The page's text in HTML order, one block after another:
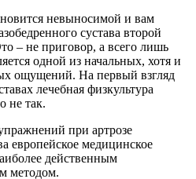
невыносимой и вам
сустава второй
– не приговор, а всего лишь
одной из начальных, хотя и
ощущений. На первый взгляд
лечебная физкультура
не так.
при артрозе
европейское медицинское
действенным
методом.